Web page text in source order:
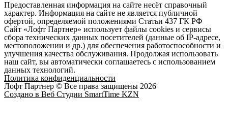
Предоставленная информация на сайте несёт справочный
характер. Информация на сайте не является публичной
офертой, определяемой положениями Статьи 437 ГК РФ
Сайт «Лофт Партнер» использует файлы cookies и сервисы
сбора технических данных посетителей (данные об IP-адресе,
местоположении и др.) для обеспечения работоспособности и
улучшения качества обслуживания. Продолжая использовать
наш сайт, вы автоматически соглашаетесь с использованием
данных технологий.
Политика конфиденциальности
Лофт Партнер © Все права защищены 2026
Создано в Веб Студии SmartTime KZN